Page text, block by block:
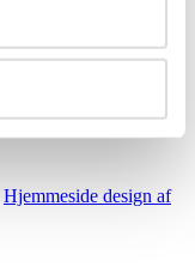
Hjemmeside design af